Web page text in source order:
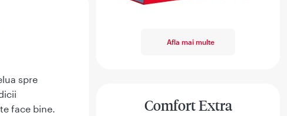
spre
face bine.
Afla mai multe
Comfort Extra